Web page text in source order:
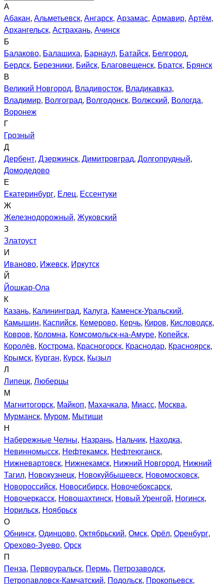
А
Абакан, Альметьевск, Ангарск, Арзамас, Армавир, Артём,
Архангельск, Астрахань, Ачинск
Б
Балаково, Балашиха, Барнаул, Батайск, Белгород,
Бердск, Березники, Бийск, Благовещенск, Братск, Брянск
В
Великий Новгород, Владивосток, Владикавказ,
Владимир, Волгоград, Волгодонск, Волжский, Вологда,
Воронеж
Г
Грозный
Д
Дербент, Дзержинск, Димитровград, Долгопрудный,
Домодедово
Е
Екатеринбург, Елец, Ессентуки
Ж
Железнодорожный, Жуковский
З
Златоуст
И
Иваново, Ижевск, Иркутск
Й
Йошкар-Ола
К
Казань, Калининград, Калуга, Каменск-Уральский,
Камышин, Каспийск, Кемерово, Керчь, Киров, Кисловодск,
Ковров, Коломна, Комсомольск-на-Амуре, Копейск,
Королёв, Кострома, Красногорск, Краснодар, Красноярск,
Крымск, Курган, Курск, Кызыл
Л
Липецк, Люберцы
М
Магнитогорск, Майкоп, Махачкала, Миасс, Москва,
Мурманск, Муром, Мытищи
Н
Набережные Челны, Назрань, Нальчик, Находка,
Невинномысск, Нефтекамск, Нефтеюганск,
Нижневартовск, Нижнекамск, Нижний Новгород, Нижний
Тагил, Новокузнецк, Новокуйбышевск, Новомосковск,
Новороссийск, Новосибирск, Новочебоксарск,
Новочеркасск, Новошахтинск, Новый Уренгой, Ногинск,
Норильск, Ноябрьск
О
Обнинск, Одинцово, Октябрьский, Омск, Орёл, Оренбург,
Орехово-Зуево, Орск
П
Пенза, Первоуральск, Пермь, Петрозаводск,
Петропавловск-Камчатский, Подольск, Прокопьевск,